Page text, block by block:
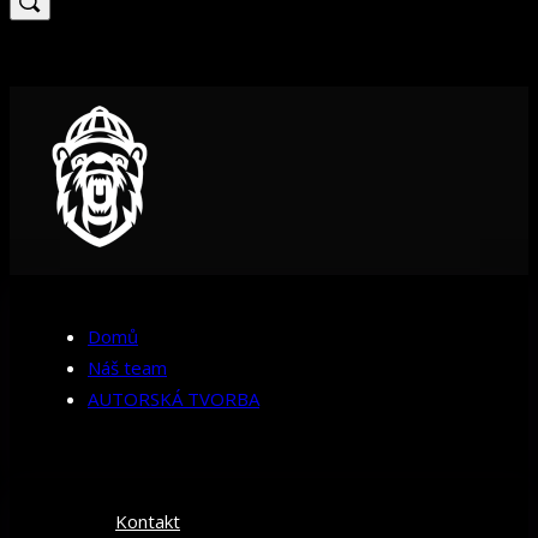
Domů
Náš team
AUTORSKÁ TVORBA
Kontakt